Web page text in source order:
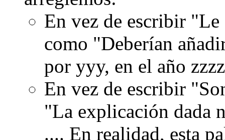
En vez de escribir
como "Deberían
por yyy, en el año
En vez de escribir
"La explicación dada
.... En realidad, esta